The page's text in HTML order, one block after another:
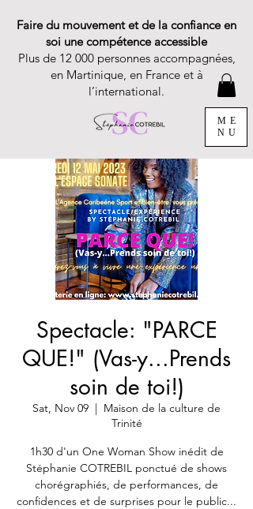
Faire du mouvement et de la confiance en
soi une compétence accessible
Plus de 12 000 personnes accompagnées,
en Martinique, en France et à
l’international.
ME
NU
Spectacle: "PARCE
QUE!" (Vas-y...Prends
soin de toi!)
Sat, Nov 09
  |
Maison de la culture de
Trinité
1h30 d'un One Woman Show inédit de
Stéphanie COTREBIL ponctué de shows
chorégraphiés, de performances, de
confidences et de surprises pour le public...